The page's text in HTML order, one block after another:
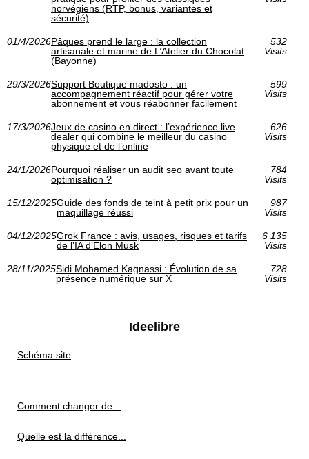
norvégiens (RTP, bonus, variantes et
sécurité)
01/4/2026Pâques prend le large : la collection
artisanale et marine de L’Atelier du Chocolat
(Bayonne)
532
Visits
29/3/2026Support Boutique madosto : un
accompagnement réactif pour gérer votre
abonnement et vous réabonner facilement
599
Visits
17/3/2026Jeux de casino en direct : l’expérience live
dealer qui combine le meilleur du casino
physique et de l’online
626
Visits
24/1/2026Pourquoi réaliser un audit seo avant toute
optimisation ?
784
Visits
15/12/2025Guide des fonds de teint à petit prix pour un
maquillage réussi
987
Visits
04/12/2025Grok France : avis, usages, risques et tarifs
de l’IA d’Elon Musk
6 135
Visits
28/11/2025Sidi Mohamed Kagnassi : Évolution de sa
présence numérique sur X
728
Visits
Ideelibre
Schéma site
Comment changer de...
Quelle est la différence...